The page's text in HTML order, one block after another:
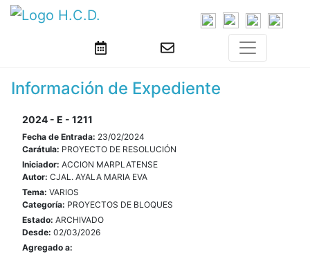
Información de Expediente
2024 - E - 1211
Fecha de Entrada: 23/02/2024
Carátula: PROYECTO DE RESOLUCIÓN
Iniciador: ACCION MARPLATENSE
Autor: CJAL. AYALA MARIA EVA
Tema: VARIOS
Categoría: PROYECTOS DE BLOQUES
Estado: ARCHIVADO
Desde: 02/03/2026
Agregado a: